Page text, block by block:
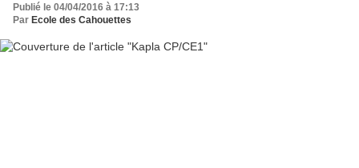
Publié le 04/04/2016 à 17:13
Par Ecole des Cahouettes